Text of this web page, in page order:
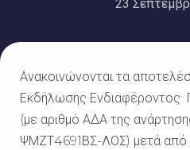
23
Ανακοινώνονται τα
Εκδήλωσης Ενδιαφέροντος
(με αριθμό ΑΔΑ της
ΨΜΖΤ4691ΒΣ-ΛΟΣ) μετά από